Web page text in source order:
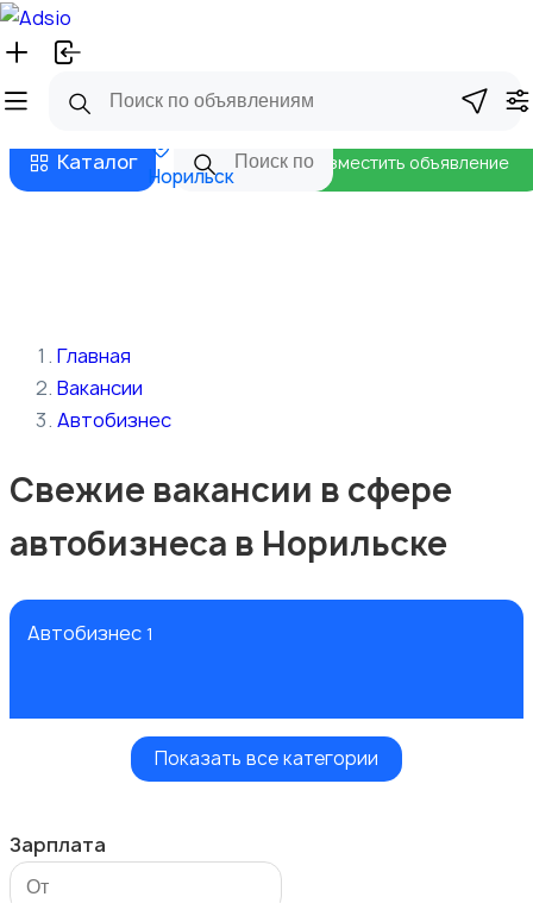
Русский
Бизнес тарифы
Каталог
Норильск
Разместить объявление
Главная
Вакансии
Автобизнес
Свежие вакансии в сфере
автобизнеса в Норильске
Автобизнес 1
Показать все категории
Зарплата